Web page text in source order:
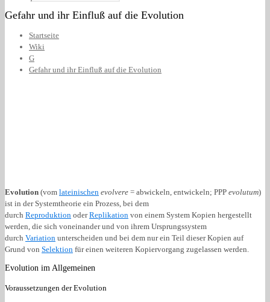
Gefahr und ihr Einfluß auf die Evolution
Startseite
Wiki
G
Gefahr und ihr Einfluß auf die Evolution
Evolution (vom lateinischen evolvere = abwickeln, entwickeln; PPP evolutum)
ist in der Systemtheorie ein Prozess, bei dem
durch Reproduktion oderReplikation von einem System Kopien hergestellt
werden, die sich voneinander und von ihrem Ursprungssystem
durch Variation unterscheiden und bei dem nur ein Teil dieser Kopien auf
Grund von Selektion für einen weiteren Kopiervorgang zugelassen werden.
Evolution im Allgemeinen
Voraussetzungen der Evolution